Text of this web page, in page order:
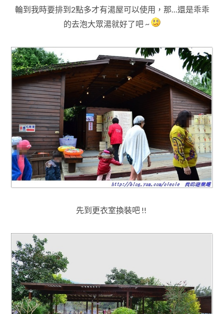
輪到我時要排到2點多才有湯屋可以使用 ，那…還是乖乖
的去泡大眾湯就好了吧 ~
先到更衣室換裝吧 !!